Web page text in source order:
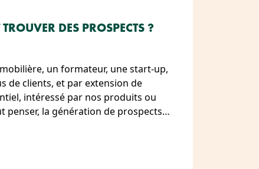
DES PROSPECTS ?
un formateur, une start-up,
de clients, et par extension de
intéressé par nos produits ou
penser, la génération de prospects…